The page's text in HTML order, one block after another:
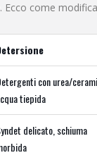
come
con urea/
tiepida
delicato, schiuma